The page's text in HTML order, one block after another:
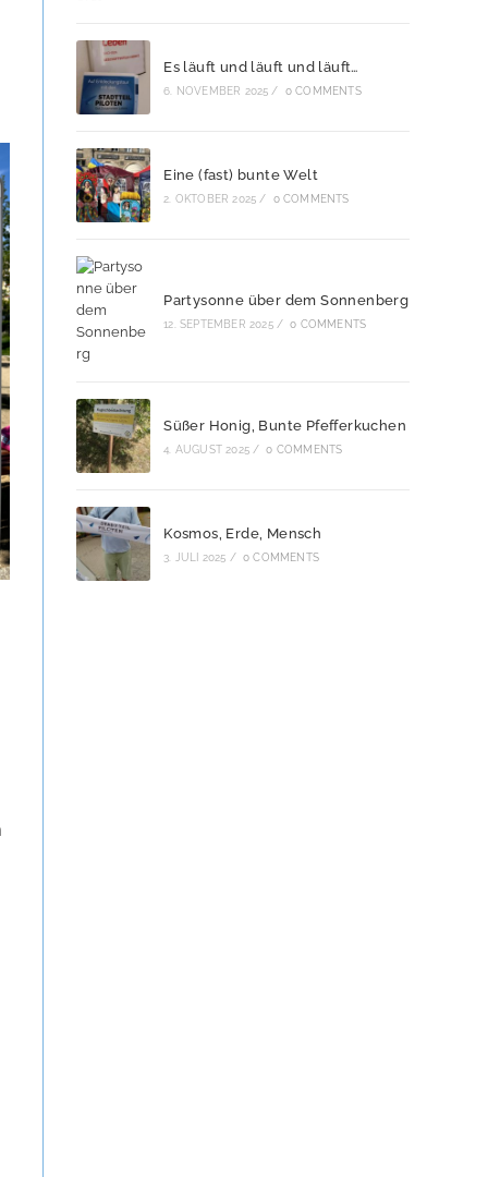
Es läuft und läuft und läuft…
6. NOVEMBER 2025 / 0 COMMENTS
Eine (fast) bunte Welt
2. OKTOBER 2025 / 0 COMMENTS
Partysonne über dem Sonnenberg
12. SEPTEMBER 2025 / 0 COMMENTS
Süßer Honig, Bunte Pfefferkuchen
4. AUGUST 2025 / 0 COMMENTS
Kosmos, Erde, Mensch
3. JULI 2025 / 0 COMMENTS